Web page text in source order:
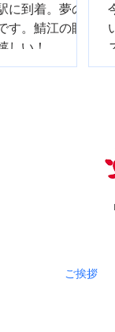
到着。夢の
。鯖江の眼
しい！
ご挨拶